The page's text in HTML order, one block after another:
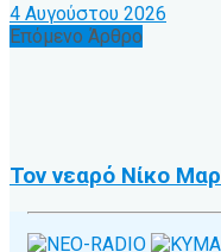
4 Αυγούστου 2026
Επόμενο Άρθρο
Τον νεαρό Νίκο